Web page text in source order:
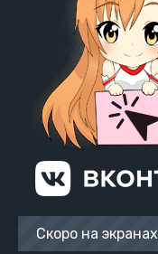
Скоро на экранах